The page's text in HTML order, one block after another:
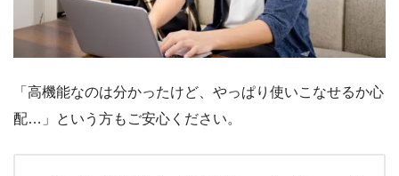
「高機能なのは分かったけど、やっぱり使いこなせるか心
配…」という方もご安心ください。